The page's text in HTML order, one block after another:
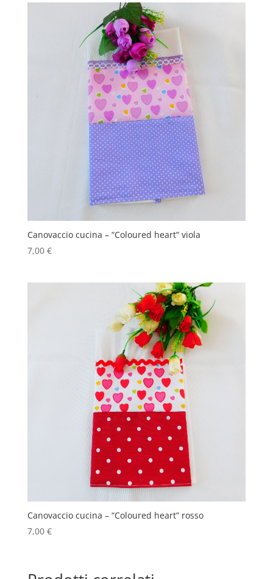
Canovaccio cucina – “Coloured heart” viola
7,00 €
Canovaccio cucina – “Coloured heart” rosso
7,00 €